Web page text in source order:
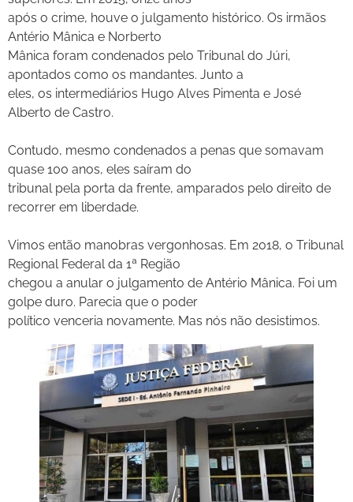
após o crime, houve o julgamento histórico. Os irmãos
Antério Mânica e Norberto
Mânica foram condenados pelo Tribunal do Júri,
apontados como os mandantes. Junto a
eles, os intermediários Hugo Alves Pimenta e José
Alberto de Castro.
Contudo, mesmo condenados a penas que somavam
quase 100 anos, eles saíram do
tribunal pela porta da frente, amparados pelo direito de
recorrer em liberdade.
Vimos então manobras vergonhosas. Em 2018, o Tribunal
Regional Federal da 1ª Região
chegou a anular o julgamento de Antério Mânica. Foi um
golpe duro. Parecia que o poder
político venceria novamente. Mas nós não desistimos.